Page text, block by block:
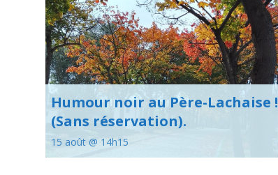
Humour noir au Père-Lachaise !
(Sans réservation).
15 août @ 14h15